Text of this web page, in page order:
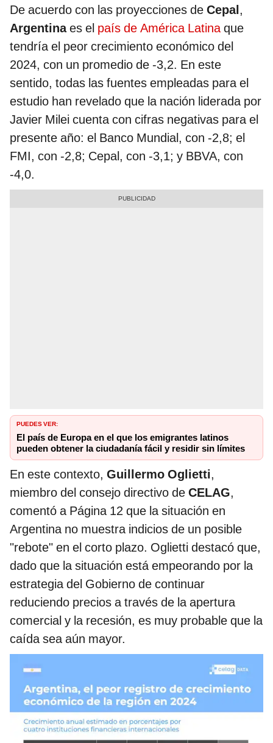
De acuerdo con las proyecciones de Cepal,
Argentinaes el país de América Latinaque
tendría el peor crecimiento económico del
2024, con un promedio de -3,2. En este
sentido, todas las fuentes empleadas para el
estudio han revelado que la nación liderada por
Javier Milei cuenta con cifras negativas para el
presente año: el Banco Mundial, con -2,8; el
FMI, con -2,8; Cepal, con -3,1; y BBVA, con
-4,0.
PUEDES VER:
El país de Europa en el que los emigrantes latinos
pueden obtener la ciudadanía fácil y residir sin límites
En este contexto, Guillermo Oglietti,
miembro del consejo directivo de CELAG,
comentó a Página 12 que la situación en
Argentina no muestra indicios de un posible
"rebote" en el corto plazo. Oglietti destacó que,
dado que la situación está empeorando por la
estrategia del Gobierno de continuar
reduciendo precios a través de la apertura
comercial y la recesión, es muy probable que la
caída sea aún mayor.